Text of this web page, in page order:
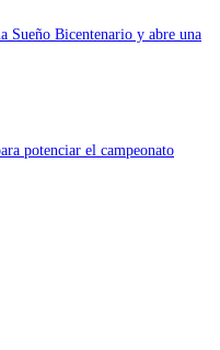
Sueño Bicentenario y abre una
potenciar el campeonato